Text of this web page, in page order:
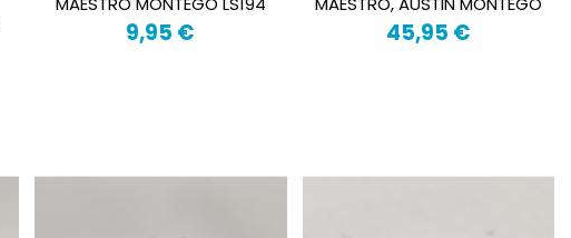
9,95 € 45,95 €